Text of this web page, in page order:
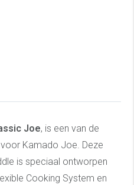
Joe, is een van de
Kamado Joe. Deze
is speciaal ontworpen
Cooking System en